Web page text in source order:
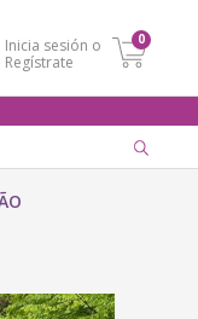
Inicia sesión o
Regístrate
0